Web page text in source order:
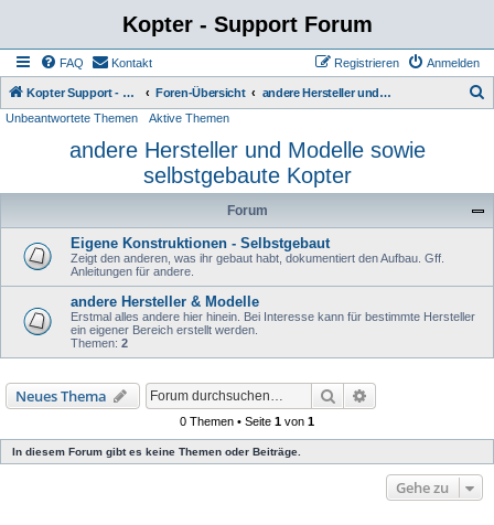
Kopter - Support Forum
FAQ Kontakt Anmelden
Registrieren
Kopter Support - von Anwendern für Anwender. Foren-Übersicht andere Hersteller und Modelle sowie selbstgebaute Kopter
e
Unbeantwortete Themen Aktive Themen
andere Hersteller und Modelle sowie
selbstgebaute Kopter
Forum
Eigene Konstruktionen - Selbstgebaut
Zeigt den anderen, was ihr gebaut habt, dokumentiert den Aufbau. Gff.
Anleitungen für andere.
andere Hersteller & Modelle
Erstmal alles andere hier hinein. Bei Interesse kann für bestimmte Hersteller
ein eigener Bereich erstellt werden.
Themen: 2
Neues Thema Suche
0 Themen • Seite 1 von 1
In diesem Forum gibt es keine Themen oder Beiträge.
Gehe zu